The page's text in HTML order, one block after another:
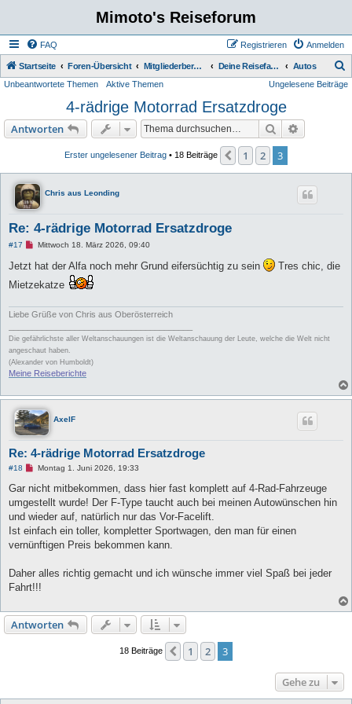
Mimoto's Reiseforum
FAQ Anmelden
Registrieren
Startseite Foren-Übersicht Mitgliederbereich (überwiegend für Mitglieder) Deine Reisefahrzeuge Autos
u
Unbeantwortete Themen Aktive Themen Ungelesene Beiträge
4-rädrige Motorrad Ersatzdroge
Antworten Suche
Erster ungelesener Beitrag • 18 Beiträge Vorherige
1 2 3
Chris aus Leonding
Re: 4-rädrige Motorrad Ersatzdroge
#17
U
g
e
l
e
e
n
e
r
B
i
t
a
Mittwoch 18. März 2026, 09:40
Jetzt hat der Alfa noch mehr Grund eifersüchtig zu sein
Tres chic, die
Mietzekatze
Liebe Grüße von Chris aus Oberösterreich
Die gefährlichste aller Weltanschauungen ist die Weltanschauung der Leute, welche die Welt nicht
angeschaut haben.
(Alexander von Humboldt)
Meine Reiseberichte
AxelF
Re: 4-rädrige Motorrad Ersatzdroge
#18
U
g
l
e
e
n
B
i
a
g
Montag 1. Juni 2026, 19:33
Gar nicht mitbekommen, dass hier fast komplett auf 4-Rad-Fahrzeuge
umgestellt wurde! Der F-Type taucht auch bei meinen Autowünschen hin
und wieder auf, natürlich nur das Vor-Facelift.
Ist einfach ein toller, kompletter Sportwagen, den man für einen
vernünftigen Preis bekommen kann.
Daher alles richtig gemacht und ich wünsche immer viel Spaß bei jeder
Fahrt!!!
Antworten
18 Beiträge Vorherige
1 2 3
Gehe zu